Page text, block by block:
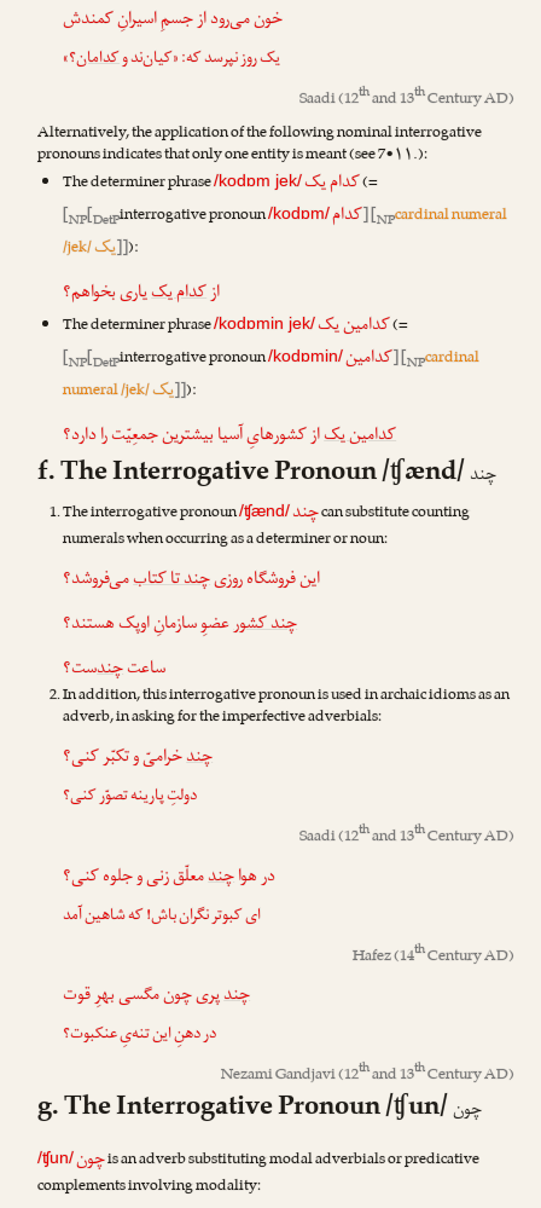
خون می‌رود از جسمِ اسیرانِ کمندش
یک روز نپرسد که: «کیان‌ند وکدامان؟»
Saadi(12thand 13thCentury AD)
Alternatively, the application of the following nominal interrogative
pronouns indicates that only one entity is meant (see 7•۱۱.):
The determiner phrase/kodɒm jek/کدام یک(=
[NP[DetPinterrogative pronoun/kodɒm/کدام] [NPcardinal numeral
/jek/یک]]):
ازکدام یکیاری بخواهم؟
The determiner phrase/kodɒmin jek/کدامین یک(=
[NP[DetPinterrogative pronoun/kodɒmin/کدامین] [NPcardinal
numeral /jek/یک]]):
کدامین یکاز کشورهایِ آسیا بیشترین جمعِیّت را دارد؟
f. The Interrogative Pronoun /ʧænd/چند
The interrogative pronoun/ʧænd/چندcan substitute counting
numerals when occurring as a determiner or noun:
این فروشگاه روزیچند تا کتابمی‌فروشد؟
چند کشورعضوِ سازمانِ اوپک هستند؟
ساعتچند‌ست؟
In addition, this interrogative pronoun is used in archaic idioms as an
adverb, in asking for the imperfective adverbials:
چندخرامیّ و تکبّر کنی؟
دولتِ پارینه تصوّر کنی؟
Saadi(12thand 13thCentury AD)
در هواچندمعلّق زنی و جلوه کنی؟
ای کبوتر نگران باش! که شاهین آمد
Hafez(14thCentury AD)
چندپری چون مگسی بهرِ قوت
در دهنِ این تنه‌یِ عنکبوت؟
Nezami Gandjavi(12thand 13thCentury AD)
g. The Interrogative Pronoun /ʧun/چون
/ʧun/چونis an adverb substituting modal adverbials or predicative
complements involving modality: